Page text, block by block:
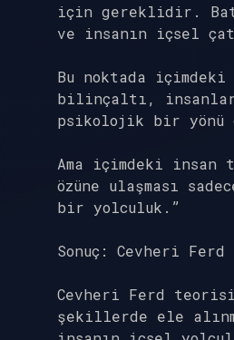
için gereklidir.
ve insanın içsel
Bu noktada
bilinçaltı,
psikolojik bir yönü
Ama içimdeki insan
özüne ulaşması
bir yolculuk.”
Sonuç: Cevheri
Cevheri Ferd
şekillerde ele